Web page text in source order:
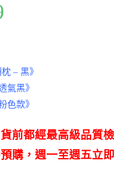
– 黑》
氣黑》
色款》
前都經最高級品質
購，週一至週五立